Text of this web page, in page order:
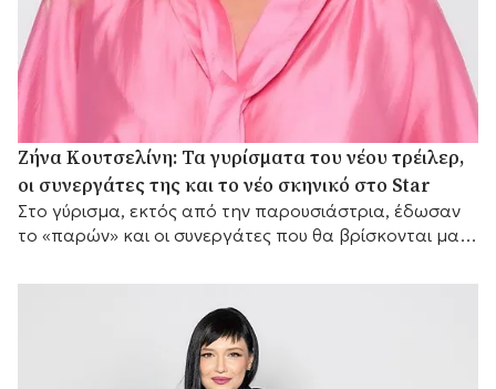
Ζήνα Κουτσελίνη: Τα γυρίσματα του νέου τρέιλερ,
οι συνεργάτες της και το νέο σκηνικό στο Star
Στο γύρισμα, εκτός από την παρουσιάστρια, έδωσαν
το «παρών» και οι συνεργάτες που θα βρίσκονται μαζί